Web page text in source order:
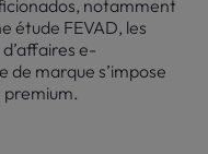
notamment
étude FEVAD, les
e-
marque s’impose